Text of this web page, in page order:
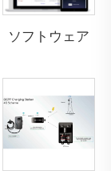
ソフトウェア